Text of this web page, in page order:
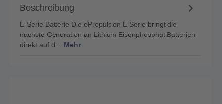
Beschreibung
E-Serie Batterie Die ePropulsion E Serie bringt die
nächste Generation an Lithium Eisenphosphat Batterien
direkt auf d… Mehr